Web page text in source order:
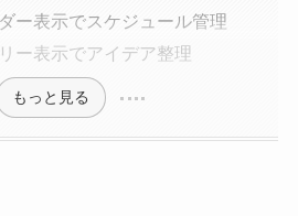
ー表示でスケジュール管理
ー表示でアイデア整理
もっと見る